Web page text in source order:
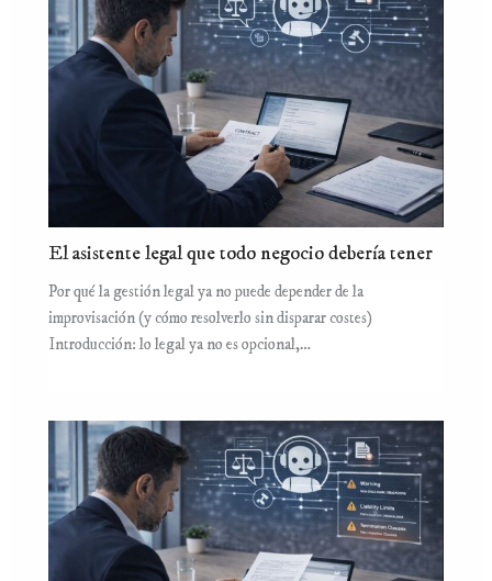
El asistente legal que todo negocio debería tener
Por qué la gestión legal ya no puede depender de la
improvisación (y cómo resolverlo sin disparar costes)
Introducción: lo legal ya no es opcional,…